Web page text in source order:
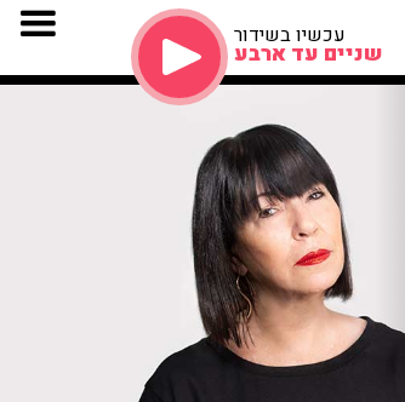
עכשיו בשידור
שניים עד ארבע